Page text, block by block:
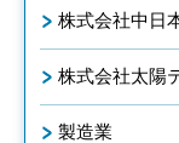
株式会社中日
株式会社太陽
製造業